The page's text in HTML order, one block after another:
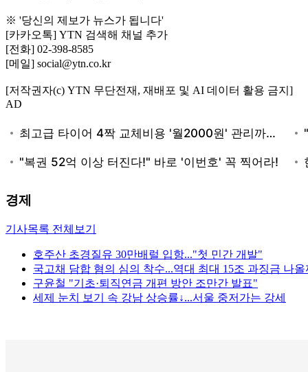
※ '당신의 제보가 뉴스가 됩니다'
[카카오톡] YTN 검색해 채널 추가
[전화] 02-398-8585
[메일] social@ytn.co.kr
[저작권자(c) YTN 무단전재, 재배포 및 AI 데이터 활용 금지]
AD
경제
기사목록 전체보기
호주산 초경질유 30만배럴 입항..."첫 민간 개발"
국고채 담합 혐의 심의 착수...역대 최대 15조 과징금 나올
구윤철 "기초·퇴직연금 개편 방안 조만간 발표"
세제 눈치 보기 속 강남 상승률↓...서울 중저가는 강세